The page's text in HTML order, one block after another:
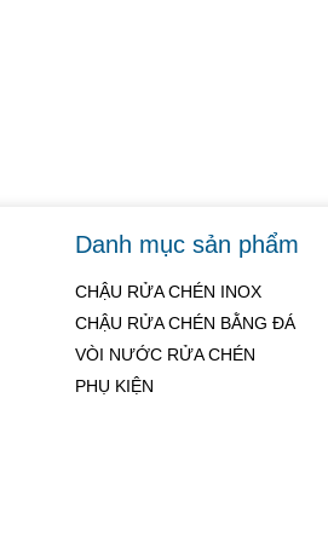
Danh mục sản phẩm
CHẬU RỬA CHÉN INOX
CHẬU RỬA CHÉN BẰNG ĐÁ
VÒI NƯỚC RỬA CHÉN
PHỤ KIỆN